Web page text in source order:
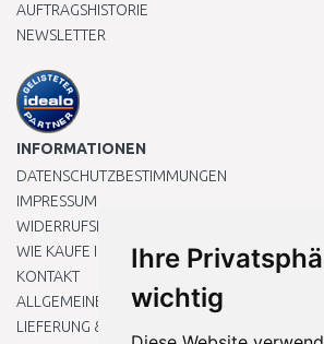
Ihre
wichtig
AUFTRAGSHISTORIE
NEWSLETTER
INFORMATIONEN
DATENSCHUTZBESTIMMUNGEN
IMPRESSUM
WIDERRUFSRECHT
WIE KAUFE ICH EIN?
KONTAKT
ALLGEMEINEN GESCHÄFTSBEDINGUNGEN
LIEFERUNG & ZAHLUNG